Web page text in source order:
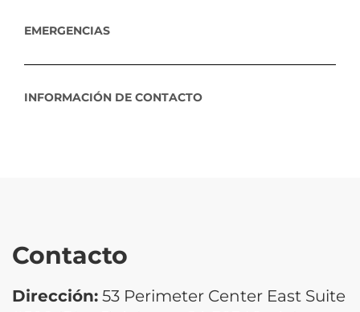
EMERGENCIAS
INFORMACIÓN DE CONTACTO
Contacto
Dirección: 53 Perimeter Center East Suite